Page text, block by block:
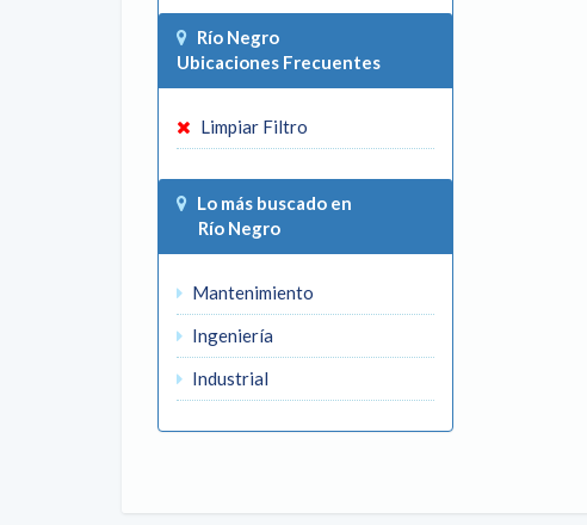
Río Negro
Ubicaciones Frecuentes
Limpiar Filtro
Lo más buscado en
Río Negro
Mantenimiento
Ingeniería
Industrial